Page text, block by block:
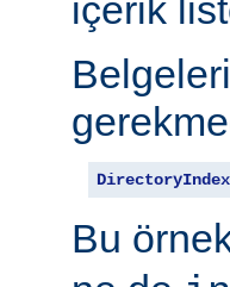
içerik
DirectoryIndex
Bu